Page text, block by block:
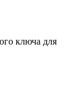
ключа для